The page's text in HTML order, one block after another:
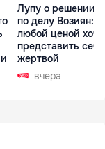
Лупу о решении
по делу Возиян:
любой ценой
представить себя
жертвой
вчера